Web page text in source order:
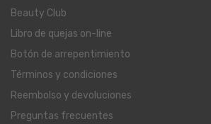
Beauty Club
Libro de quejas on-line
Botón de arrepentimiento
Términos y condiciones
Reembolso y devoluciones
Preguntas frecuentes